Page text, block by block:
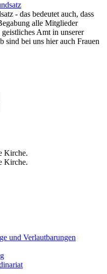
- das bedeutet auch, dass
alle Mitglieder
Amt in unserer
sind bei uns hier auch Frauen
und Verlautbarungen